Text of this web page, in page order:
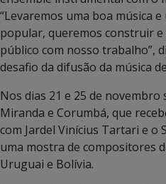
“Levaremos uma boa música
popular, queremos construir e
público com nosso trabalho”,
desafio da difusão da música
Nos dias 21 e 25 de novembro
Miranda e Corumbá, que
com Jardel Vinícius Tartari e o
uma mostra de compositores
Uruguai e Bolívia.